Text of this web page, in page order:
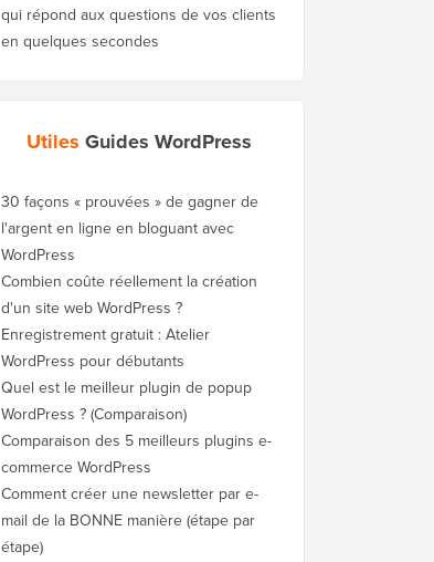
qui répond aux questions de vos clients
en quelques secondes
Utiles Guides WordPress
30 façons « prouvées » de gagner de
l'argent en ligne en bloguant avec
WordPress
Combien coûte réellement la création
d'un site web WordPress ?
Enregistrement gratuit : Atelier
WordPress pour débutants
Quel est le meilleur plugin de popup
WordPress ? (Comparaison)
Comparaison des 5 meilleurs plugins e-
commerce WordPress
Comment créer une newsletter par e-
mail de la BONNE manière (étape par
étape)